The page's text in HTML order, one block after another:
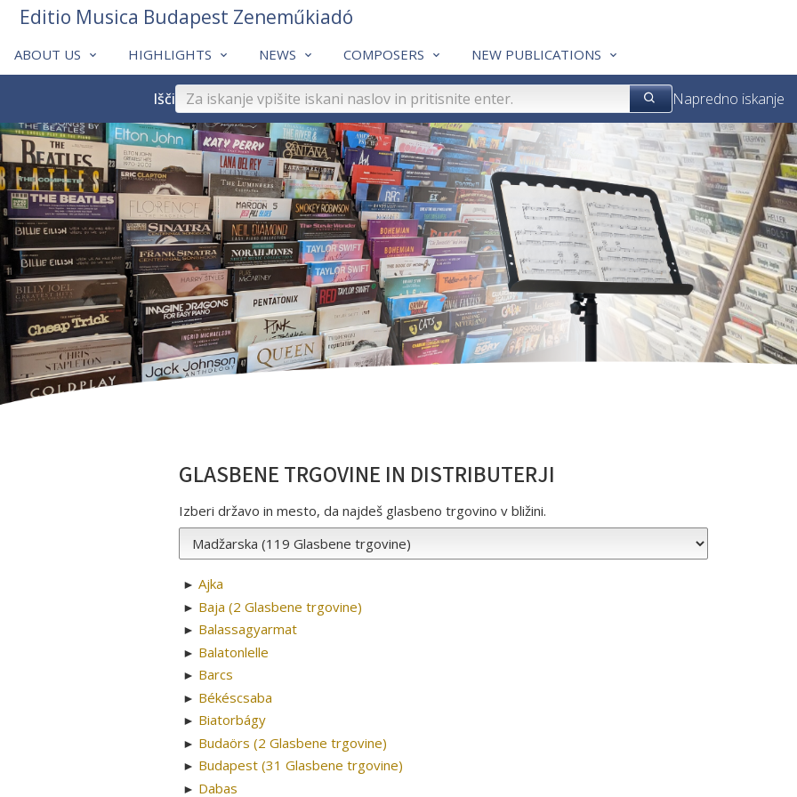
ABOUT US HIGHLIGHTS NEWS COMPOSERS NEW PUBLICATIONS
Editio Musica Budapest Zeneműkiadó
Išči Napredno iskanje
GLASBENE TRGOVINE IN DISTRIBUTERJI
Izberi državo in mesto, da najdeš glasbeno trgovino v bližini.
► Ajka
► Baja (2 Glasbene trgovine)
► Balassagyarmat
► Balatonlelle
► Barcs
► Békéscsaba
► Biatorbágy
► Budaörs (2 Glasbene trgovine)
► Budapest (31 Glasbene trgovine)
► Dabas